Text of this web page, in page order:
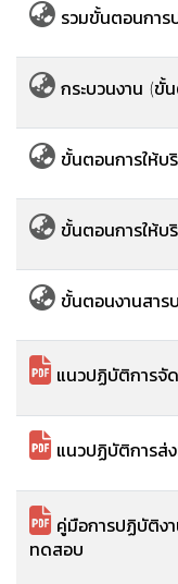
รวมขั้นตอนการ
กระบวนงาน (ขั้
ขั้นตอนการให้บ
ขั้นตอนการให้บ
ขั้นตอนงานสาร
แนวปฏิบัติการจั
แนวปฏิบัติการส่
คู่มือการปฏิบัติง
ทดสอบ